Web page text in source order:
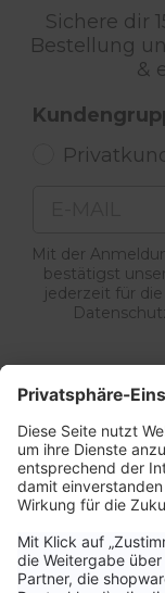
Sichere dir
Bestellung
&
Mit der
bestätigst
jederzeit für
Unternehmen